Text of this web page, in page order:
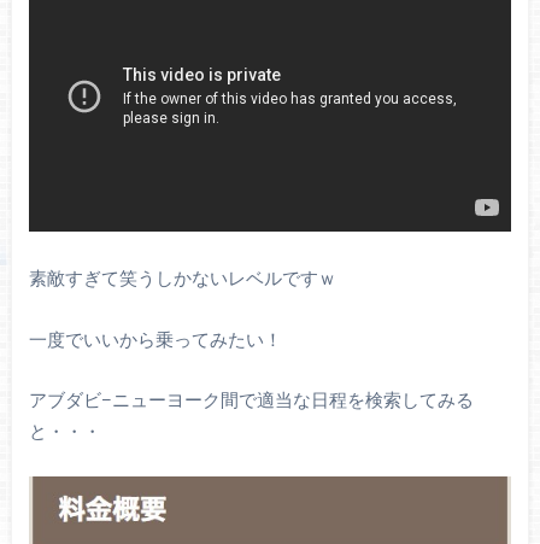
素敵すぎて笑うしかないレベルですｗ
一度でいいから乗ってみたい！
アブダビ−ニューヨーク間で適当な日程を検索してみる
と・・・